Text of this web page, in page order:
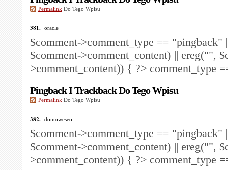
Permalink Do Tego Wpisu
381. oracle
$comment->comment_type == "pingback"
$comment->comment_content) || ereg("",
>comment_content)) { ?>
Pingback I Trackback Do Tego Wpisu
Permalink Do Tego Wpisu
382. domoweseo
comment_type
$comment->comment_type == "pingback"
$comment->comment_content) || ereg("",
>comment_content)) { ?> comment_type